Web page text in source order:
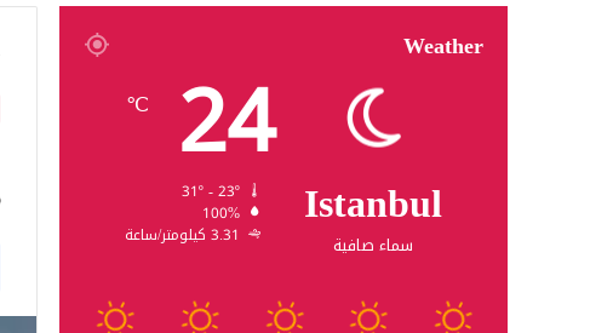
Weather
Istanbul
سماء صافية
24
℃
100%
3.31 كيلومتر/ساعة